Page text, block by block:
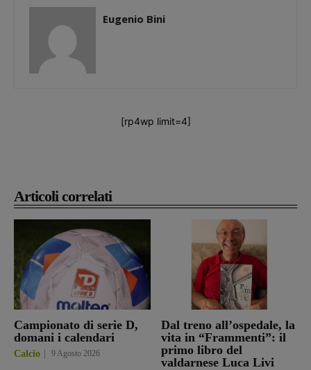
Articoli correlati
Campionato di serie D,
domani i calendari
Calcio 9 Agosto 2026
Dal treno all’ospedale, la
vita in “Frammenti”: il
primo libro del
valdarnese Luca Livi
Eugenio Bini
[rp4wp limit=4]